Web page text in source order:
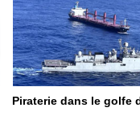
Piraterie dans le golfe